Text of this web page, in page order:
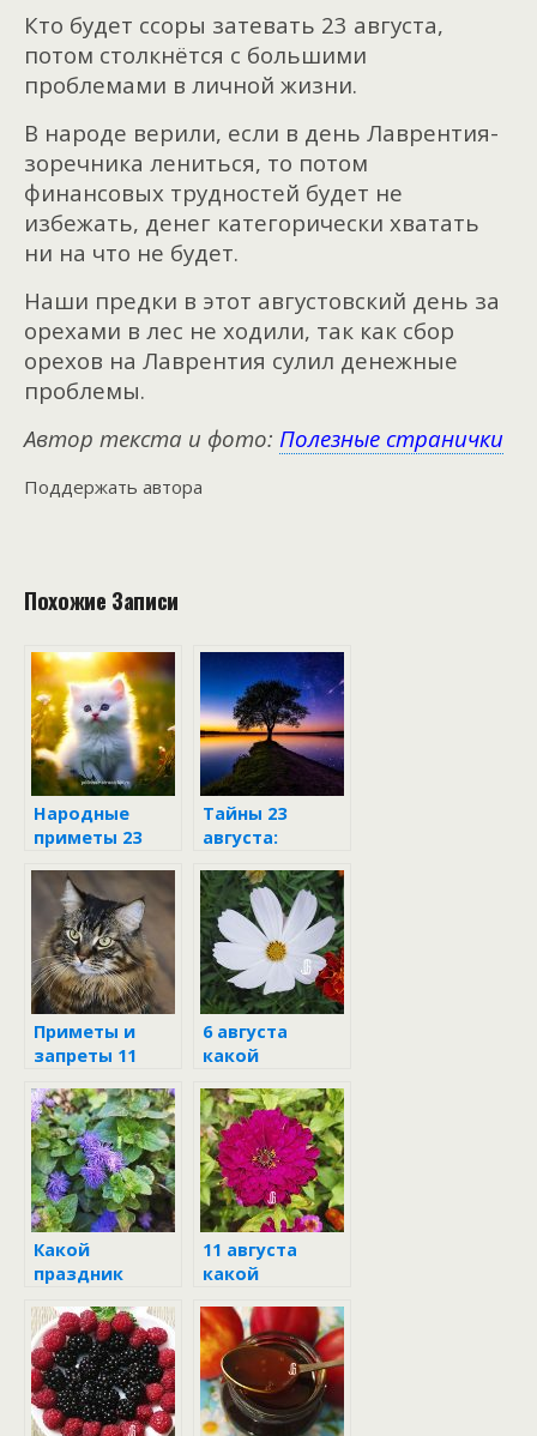
Кто будет ссоры затевать 23 августа,
потом столкнётся с большими
проблемами в личной жизни.
В народе верили, если в день Лаврентия-
зоречника лениться, то потом
финансовых трудностей будет не
избежать, денег категорически хватать
ни на что не будет.
Наши предки в этот августовский день за
орехами в лес не ходили, так как сбор
орехов на Лаврентия сулил денежные
проблемы.
Автор текста и фото: Полезные странички
Поддержать автора
Похожие Записи
Народные
приметы 23
Тайны 23
августа:
рассказывать
планы и
собирать
орехи
Приметы и
запреты 11
6 августа
какой
народе
Какой
праздник
августа
11 августа
какой
праздник